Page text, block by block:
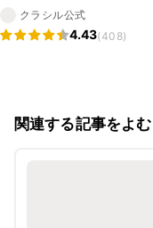
クラシル公式
4.43(408)
関連する記事をよむ